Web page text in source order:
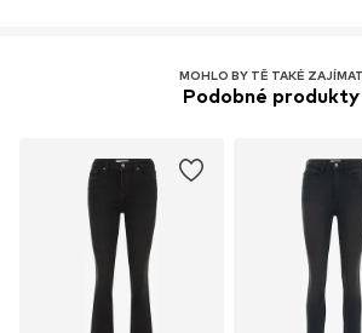
MOHLO BY TĚ TAKÉ ZAJÍMAT
Podobné produkty